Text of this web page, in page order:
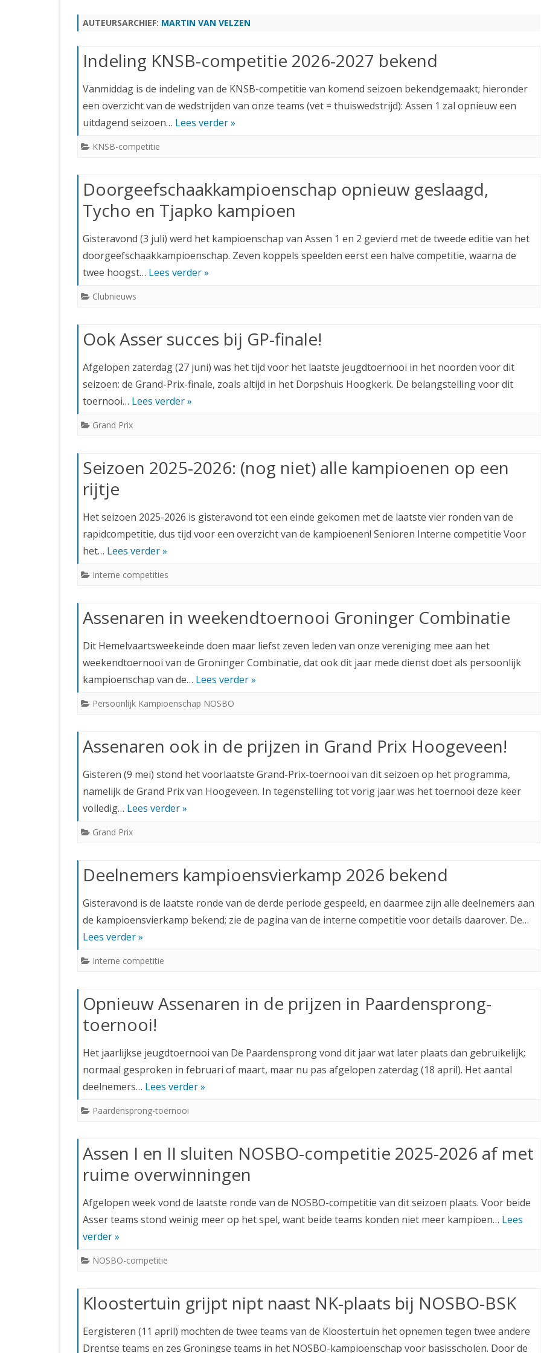
RAPIDKAMPIOENSCHAP 2025-
SPEELSCHEMA
2026
SNELSCHAAKKAMPIOENSCHAP
JEUGD 2025-2026
JEUGDKAMPIOENSCHAPPEN
JUBILEUMVIERKAMPEN UITSLAGENNOSBO-COMPETITIE
AUTEURSARCHIEF: MARTIN VAN VELZEN
Indeling KNSB-competitie 2026-2027 bekend
Vanmiddag is de indeling van de KNSB-competitie van komend seizoen bekendgemaakt; hieronder
een overzicht van de wedstrijden van onze teams (vet = thuiswedstrijd): Assen 1 zal opnieuw een
uitdagend seizoen… Lees verder »
KNSB-competitie
Doorgeefschaakkampioenschap opnieuw geslaagd,
Tycho en Tjapko kampioen
Gisteravond (3 juli) werd het kampioenschap van Assen 1 en 2 gevierd met de tweede editie van het
doorgeefschaakkampioenschap. Zeven koppels speelden eerst een halve competitie, waarna de
twee hoogst… Lees verder »
Clubnieuws
Ook Asser succes bij GP-finale!
Afgelopen zaterdag (27 juni) was het tijd voor het laatste jeugdtoernooi in het noorden voor dit
seizoen: de Grand-Prix-finale, zoals altijd in het Dorpshuis Hoogkerk. De belangstelling voor dit
toernooi… Lees verder »
Grand Prix
Seizoen 2025-2026: (nog niet) alle kampioenen op een
rijtje
Het seizoen 2025-2026 is gisteravond tot een einde gekomen met de laatste vier ronden van de
rapidcompetitie, dus tijd voor een overzicht van de kampioenen! Senioren Interne competitie Voor
het… Lees verder »
Interne competities
Assenaren in weekendtoernooi Groninger Combinatie
Dit Hemelvaartsweekeinde doen maar liefst zeven leden van onze vereniging mee aan het
weekendtoernooi van de Groninger Combinatie, dat ook dit jaar mede dienst doet als persoonlijk
kampioenschap van de… Lees verder »
Persoonlijk Kampioenschap NOSBO
Assenaren ook in de prijzen in Grand Prix Hoogeveen!
Gisteren (9 mei) stond het voorlaatste Grand-Prix-toernooi van dit seizoen op het programma,
namelijk de Grand Prix van Hoogeveen. In tegenstelling tot vorig jaar was het toernooi deze keer
volledig… Lees verder »
Grand Prix
Deelnemers kampioensvierkamp 2026 bekend
Gisteravond is de laatste ronde van de derde periode gespeeld, en daarmee zijn alle deelnemers aan
de kampioensvierkamp bekend; zie de pagina van de interne competitie voor details daarover. De…
Lees verder »
Interne competitie
Opnieuw Assenaren in de prijzen in Paardensprong-
toernooi!
Het jaarlijkse jeugdtoernooi van De Paardensprong vond dit jaar wat later plaats dan gebruikelijk;
normaal gesproken in februari of maart, maar nu pas afgelopen zaterdag (18 april). Het aantal
deelnemers… Lees verder »
Paardensprong-toernooi
Assen I en II sluiten NOSBO-competitie 2025-2026 af met
ruime overwinningen
Afgelopen week vond de laatste ronde van de NOSBO-competitie van dit seizoen plaats. Voor beide
Asser teams stond weinig meer op het spel, want beide teams konden niet meer kampioen… Lees
verder »
NOSBO-competitie
Kloostertuin grijpt nipt naast NK-plaats bij NOSBO-BSK
Eergisteren (11 april) mochten de twee teams van de Kloostertuin het opnemen tegen twee andere
Drentse teams en zes Groningse teams in het NOSBO-kampioenschap voor basisscholen. Door de